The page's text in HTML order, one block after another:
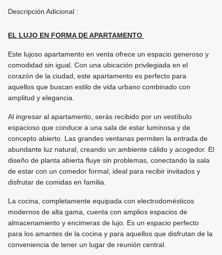
Descripción Adicional :
EL LUJO EN FORMA DE APARTAMENTO
Este lujoso apartamento en venta ofrece un espacio generoso y
comodidad sin igual. Con una ubicación privilegiada en el
corazón de la ciudad, este apartamento es perfecto para
aquellos que buscan estilo de vida urbano combinado con
amplitud y elegancia.
Al ingresar al apartamento, serás recibido por un vestíbulo
espacioso que conduce a una sala de estar luminosa y de
concepto abierto. Las grandes ventanas permiten la entrada de
abundante luz natural, creando un ambiente cálido y acogedor. El
diseño de planta abierta fluye sin problemas, conectando la sala
de estar con un comedor formal, ideal para recibir invitados y
disfrutar de comidas en familia.
La cocina, completamente equipada con electrodomésticos
modernos de alta gama, cuenta con amplios espacios de
almacenamiento y encimeras de lujo. Es un espacio perfecto
para los amantes de la cocina y para aquellos que disfrutan de la
conveniencia de tener un lugar de reunión central.